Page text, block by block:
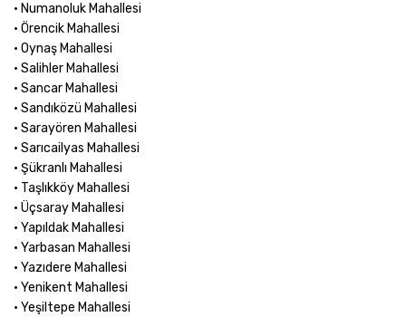
• Numanoluk Mahallesi
• Örencik Mahallesi
• Oynaş Mahallesi
• Salihler Mahallesi
• Sancar Mahallesi
• Sandıközü Mahallesi
• Sarayören Mahallesi
• Sarıcailyas Mahallesi
• Şükranlı Mahallesi
• Taşlıkköy Mahallesi
• Üçsaray Mahallesi
• Yapıldak Mahallesi
• Yarbasan Mahallesi
• Yazıdere Mahallesi
• Yenikent Mahallesi
• Yeşiltepe Mahallesi